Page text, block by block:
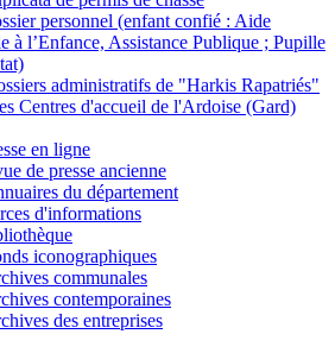
personnel (enfant confié : Aide
à l’Enfance, Assistance Publique ; Pupille
administratifs de "Harkis Rapatriés"
Centres d'accueil de l'Ardoise (Gard)
en ligne
de presse ancienne
du département
d'informations
iconographiques
communales
contemporaines
des entreprises